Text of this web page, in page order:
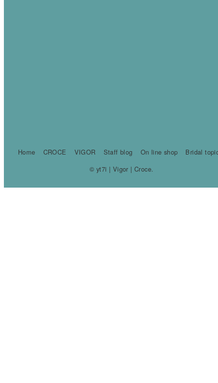
Home CROCE VIGOR Staff blog On line shop
Bridal
© yt7i | Vigor | Croce.